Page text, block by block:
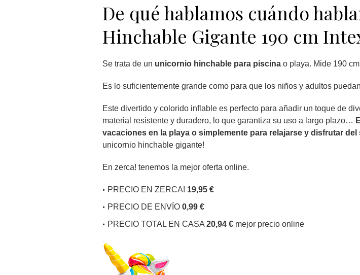
De qué hablamos cuándo
Hinchable Gigante 190 cm
Se trata de un unicornio hinchable para piscina o playa. Mide 190
Es lo suficientemente grande como para que los niños y adultos
Este divertido y colorido inflable es perfecto para añadir un toque de
material resistente y duradero, lo que garantiza su uso a largo plazo…
vacaciones en la playa o simplemente para relajarse y disfrutar del
unicornio hinchable gigante!
En zerca! tenemos la mejor oferta online.
PRECIO EN ZERCA! 19,95 €
PRECIO DE ENVÍO 0,99 €
PRECIO TOTAL EN CASA 20,94 € mejor precio online